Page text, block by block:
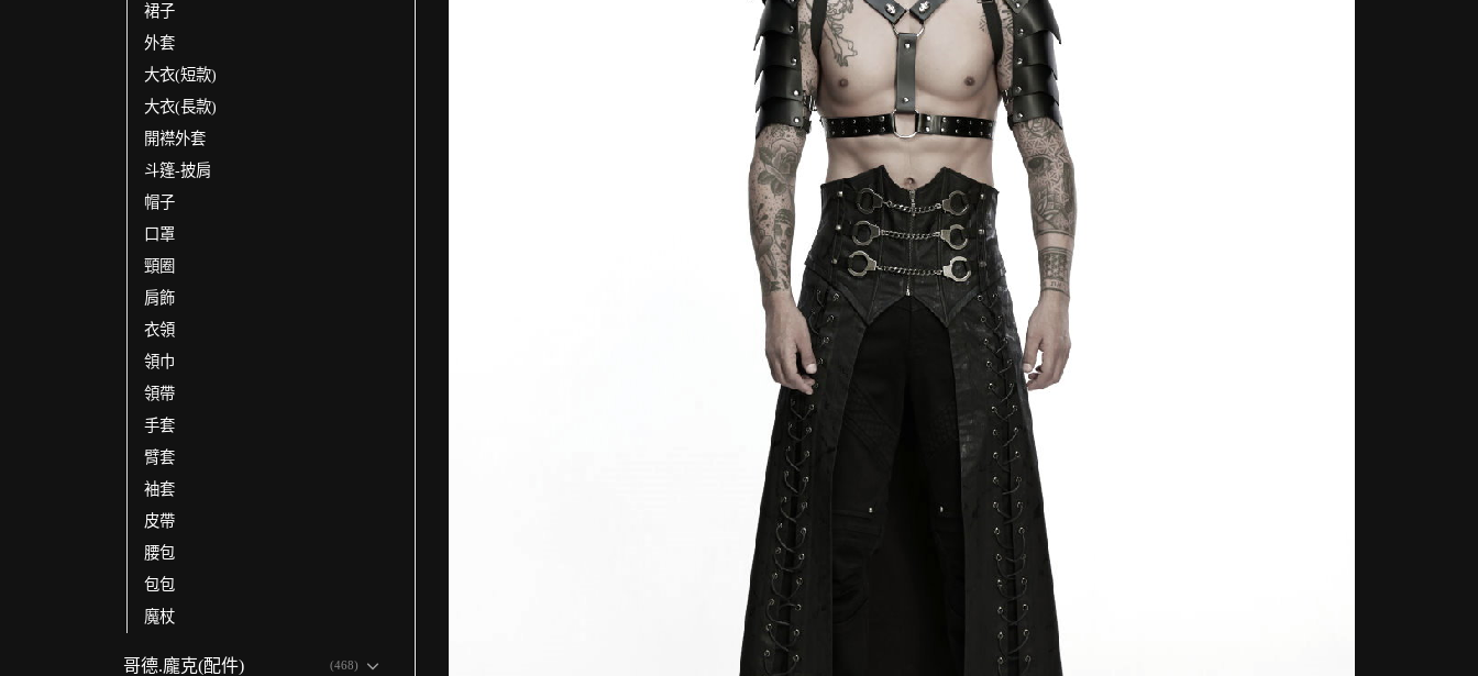
裙子
外套
大衣(短款)
大衣(長款)
開襟外套
斗篷-披肩
帽子
口罩
頸圈
肩飾
衣領
領巾
領帶
手套
臂套
袖套
皮帶
腰包
包包
魔杖
哥德.龐克(配件) (468)